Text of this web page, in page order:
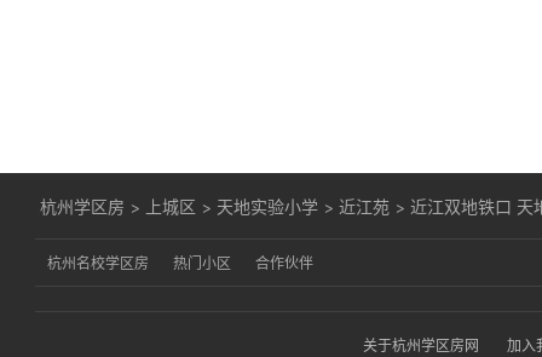
杭州学区房 > 上城区 > 天地实验小学 >近江苑 >近江双地铁口 天
杭州名校学区房 热门小区 合作伙伴
关于杭州学区房网 加入